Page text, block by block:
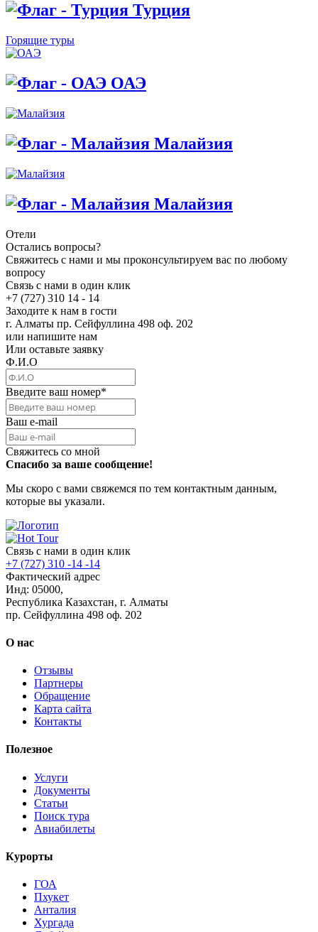
Турция
Горящие туры
ОАЭ
Малайзия
Малайзия
Отели
Остались вопросы?
Свяжитесь с нами и мы проконсультируем вас по любому
вопросу
Связь с нами в один клик
+7 (727) 310 14 - 14
Заходите к нам в гости
г. Алматы пр. Сейфуллина 498 оф. 202
или напишите нам
Или оставьте заявку
Ф.И.О
Введите ваш номер*
Ваш e-mail
Свяжитесь со мной
Спасибо за ваше сообщение!
Мы скоро с вами свяжемся по тем контактным данным,
которые вы указали.
Связь с нами в один клик
+7 (727) 310 -14 -14
Фактический адрес
Инд: 05000,
Республика Казахстан, г. Алматы
пр. Сейфуллина 498 оф. 202
О нас
Отзывы
Партнеры
Обращение
Карта сайта
Контакты
Полезное
Услуги
Документы
Статьи
Поиск тура
Авиабилеты
Курорты
ГОА
Пхукет
Анталия
Хургада